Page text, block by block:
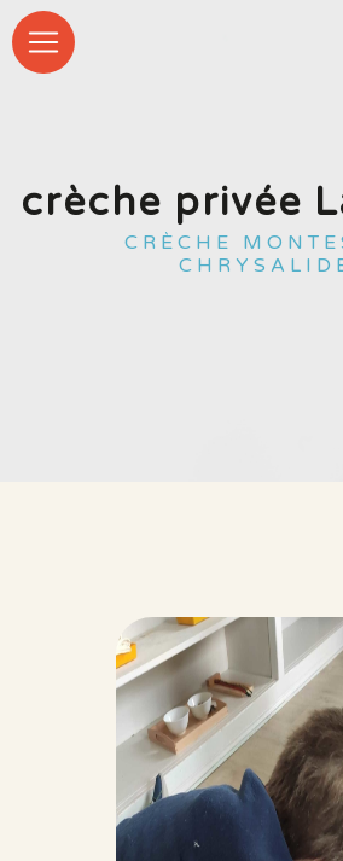
crèche privée
CRÈCHE
Panneau de gestion des cookies